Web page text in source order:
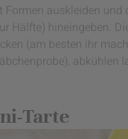
Formen auskleiden und
Hälfte) hineingeben.
(am besten ihr
abkühlen
Tarte